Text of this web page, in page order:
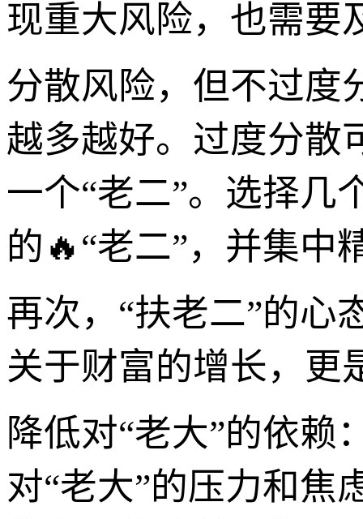
现重大风险，也需要
分散风险，但不过度
越多越好。过度分散
一个“老二”。选择几
的🔥“老二”，并集中
再次，“扶老二”的心
关于财富的增长，更
降低对“老大”的依赖
对“老大”的压力和焦